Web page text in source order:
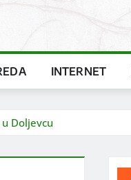
INTERNET
Doljevcu